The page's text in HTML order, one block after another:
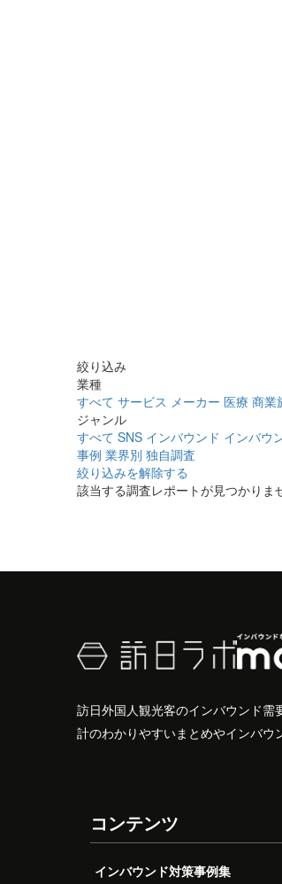
絞り込み
業種
すべて サービス メーカー 医療 商業
ジャンル
すべて SNS インバウンド インバウ
事例 業界別 独自調査
絞り込みを解除する
該当する調査レポートが見つかりま
訪日外国人観光客のインバウンド
計のわかりやすいまとめやインバウ
コンテンツ
インバウンド対策事例集